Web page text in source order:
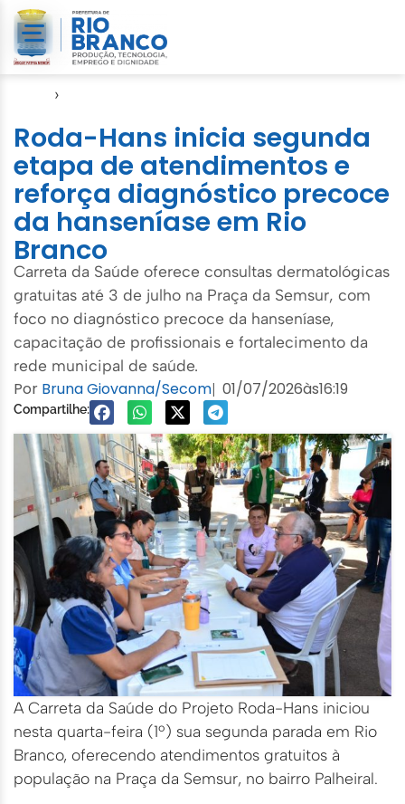
›
Roda-Hans inicia segunda
etapa de atendimentos e
reforça diagnóstico precoce
da hanseníase em Rio
Branco
Carreta da Saúde oferece consultas dermatológicas
gratuitas até 3 de julho na Praça da Semsur, com
foco no diagnóstico precoce da hanseníase,
capacitação de profissionais e fortalecimento da
rede municipal de saúde.
Por Bruna Giovanna/Secom| 01/07/2026às16:19
Compartilhe:
A Carreta da Saúde do Projeto Roda-Hans iniciou
nesta quarta-feira (1º) sua segunda parada em Rio
Branco, oferecendo atendimentos gratuitos à
população na Praça da Semsur, no bairro Palheiral.